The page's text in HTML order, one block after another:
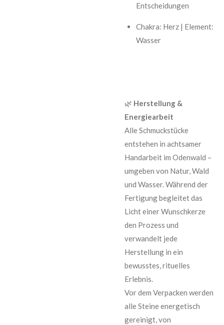
Entscheidungen
Chakra: Herz | Element:
Wasser
🌿 Herstellung &
Energiearbeit
Alle Schmuckstücke
entstehen in achtsamer
Handarbeit im Odenwald –
umgeben von Natur, Wald
und Wasser. Während der
Fertigung begleitet das
Licht einer Wunschkerze
den Prozess und
verwandelt jede
Herstellung in ein
bewusstes, rituelles
Erlebnis.
Vor dem Verpacken werden
alle Steine energetisch
gereinigt, von